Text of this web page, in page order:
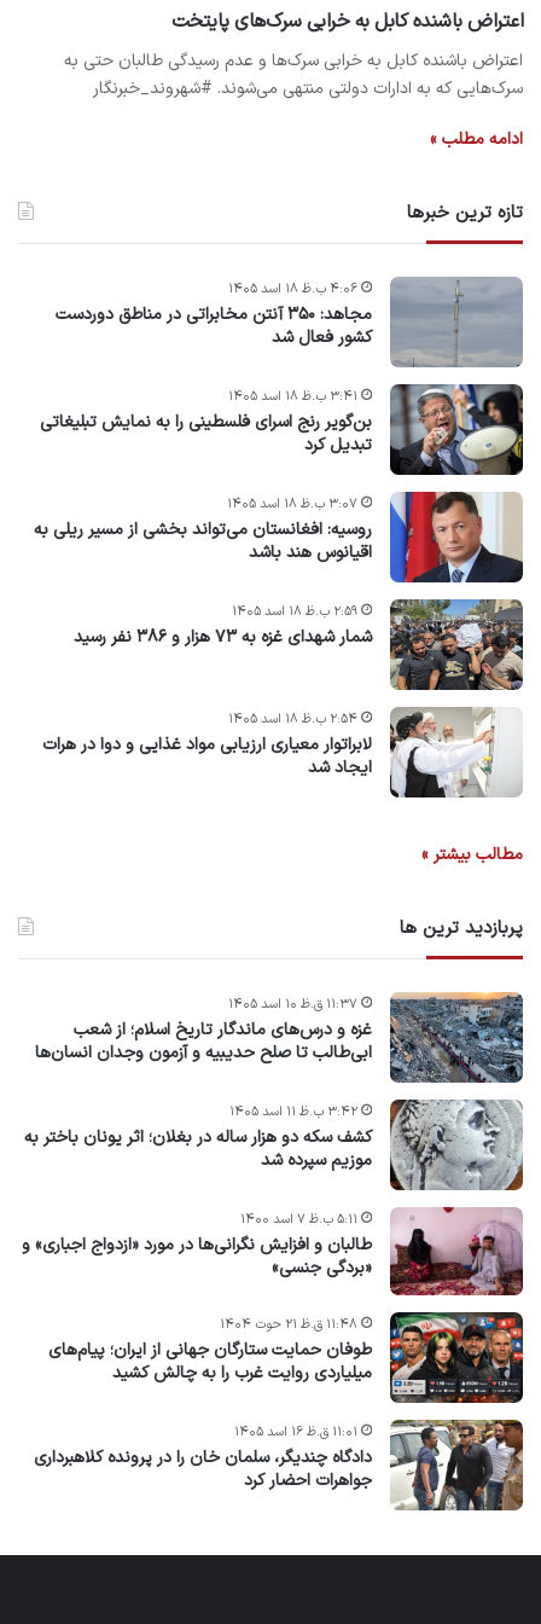
اعتراض باشنده کابل به خرابی سرک‌های پایتخت
اعتراض باشنده کابل به خرابی سرک‌ها و عدم رسیدگی طالبان حتی به
سرک‌هایی که به ادارات دولتی منتهی می‌شوند. #شهروند_خبرنگار
ادامه مطلب »
تازه ترین خبرها
مجاهد: ۳۵۰ آنتن مخابراتی در مناطق دوردست
کشور فعال شد
۴:۰۶ ب.ظ ۱۸ اسد ۱۴۰۵
بن‌گویر رنج اسرای فلسطینی را به نمایش تبلیغاتی
تبدیل کرد
۳:۴۱ ب.ظ ۱۸ اسد ۱۴۰۵
روسیه: افغانستان می‌تواند بخشی از مسیر ریلی به
اقیانوس هند باشد
۳:۰۷ ب.ظ ۱۸ اسد ۱۴۰۵
شمار شهدای غزه به ۷۳ هزار و ۳۸۶ نفر رسید
۲:۵۹ ب.ظ ۱۸ اسد ۱۴۰۵
لابراتوار معیاری ارزیابی مواد غذایی و دوا در هرات
ایجاد شد
۲:۵۴ ب.ظ ۱۸ اسد ۱۴۰۵
مطالب بیشتر »
پربازدید ترین ها
غزه و درس‌های ماندگار تاریخ اسلام؛ از شعب
ابی‌طالب تا صلح حدیبیه و آزمون وجدان انسان‌ها
۱۱:۳۷ ق.ظ ۱۰ اسد ۱۴۰۵
کشف سکه دو هزار ساله در بغلان؛ اثر یونان باختر به
موزیم سپرده شد
۳:۴۲ ب.ظ ۱۱ اسد ۱۴۰۵
طالبان و افزایش نگرانی‌ها در مورد «ازدواج اجباری» و
«بردگی جنسی»
۵:۱۱ ب.ظ ۷ اسد ۱۴۰۰
طوفان حمایت ستارگان جهانی از ایران؛ پیام‌های
میلیاردی روایت غرب را به چالش کشید
۱۱:۴۸ ق.ظ ۲۱ حوت ۱۴۰۴
دادگاه چندیگر، سلمان خان را در پرونده کلاهبرداری
جواهرات احضار کرد
۱۱:۰۱ ق.ظ ۱۶ اسد ۱۴۰۵